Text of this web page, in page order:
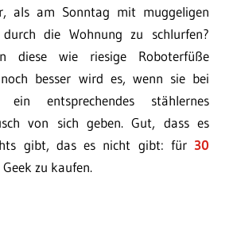
als am Sonntag mit muggeligen
durch die Wohnung zu schlurfen?
diese wie riesige Roboterfüße
besser wird es, wenn sie bei
entsprechendes stählernes
von sich geben. Gut, dass es
gibt, das es nicht gibt: für 30
zu kaufen.